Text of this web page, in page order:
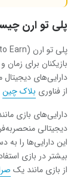
پلی تو ارن
بازیکنان برای
دارایی‌های دیجیتال
از فناوری بلاک چین
دارایی‌های بازی
دیجیتالی
این دارایی‌ها را
بیشتر در بازی
از بازی مانند یک